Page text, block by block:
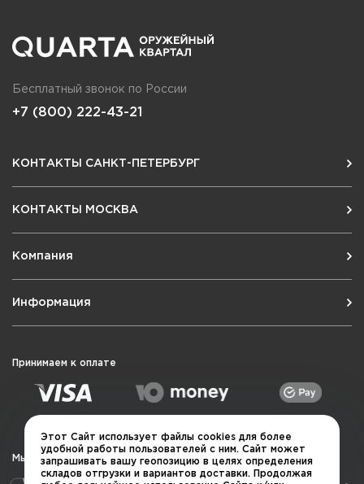
Бесплатный звонок по России
+7 (800) 222-43-21
КОНТАКТЫ САНКТ-ПЕТЕРБУРГ
КОНТАКТЫ МОСКВА
Компания
Информация
Принимаем к оплате
Мы в социальных сетях
Этот Сайт использует файлы cookies для более
удобной работы пользователей с ним. Сайт может
запрашивать вашу геопозицию в целях определения
складов отгрузки и вариантов доставки. Продолжая